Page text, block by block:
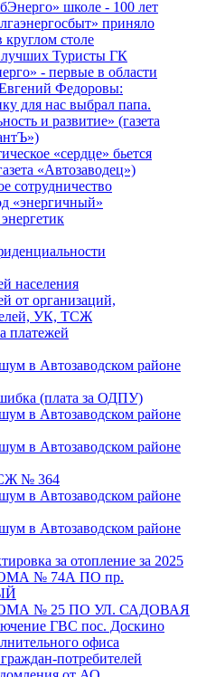
школе - 100 лет
приняло
круглом столе
Туристы ГК
- первые в области
Федоровы:
для нас выбрал папа.
и развитие» (газета
«сердце» бьется
«Автозаводец»)
сотрудничество
«энергичный»
населения
от организаций,
УК, ТСЖ
платежей
в Автозаводском районе
(плата за ОДПУ)
в Автозаводском районе
в Автозаводском районе
№ 364
в Автозаводском районе
в Автозаводском районе
за отопление за 2025
№ 74А ПО пр.
№ 25 ПО УЛ. САДОВАЯ
ГВС пос. Доскино
офиса
потребителей